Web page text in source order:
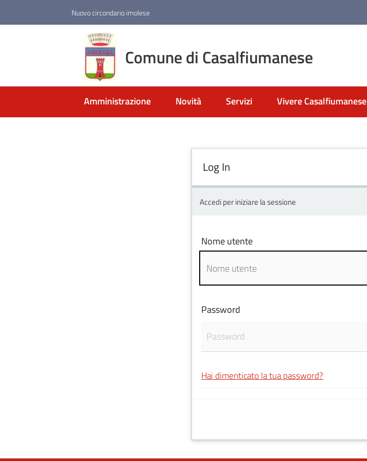
Nuovo circondario imolese
Comune di Casalfiumanese
Amministrazione Novità Servizi Vivere Casalfiumanese
Log In
Accedi per iniziare la sessione
Nome utente
Password
Hai dimenticato la tua password?